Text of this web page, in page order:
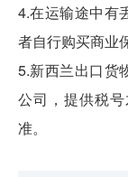
4.在运输途中有
者自行购买商业
5.新西兰出口货
公司，提供税
准。